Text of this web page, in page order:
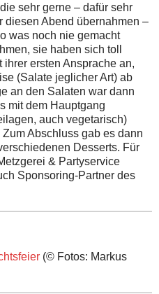
sehr gerne – dafür sehr
diesen Abend übernahmen –
was noch nie gemacht
sie haben sich toll
ersten Ansprache an,
(Salate jeglicher Art) ab
an den Salaten war dann
mit dem Hauptgang
auch vegetarisch)
Abschluss gab es dann
Desserts. Für
& Partyservice
Sponsoring-Partner des
(© Fotos: Markus